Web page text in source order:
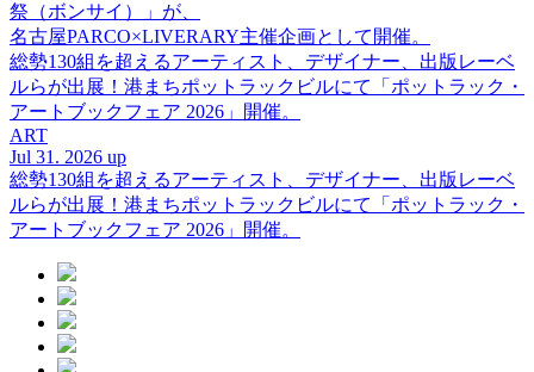
祭（ボンサイ）」が、
名古屋PARCO×LIVERARY主催企画として開催。
総勢130組を超えるアーティスト、デザイナー、出版レーベ
ルらが出展！港まちポットラックビルにて「ポットラック・
アートブックフェア 2026」開催。
ART
Jul 31. 2026 up
総勢130組を超えるアーティスト、デザイナー、出版レーベ
ルらが出展！港まちポットラックビルにて「ポットラック・
アートブックフェア 2026」開催。